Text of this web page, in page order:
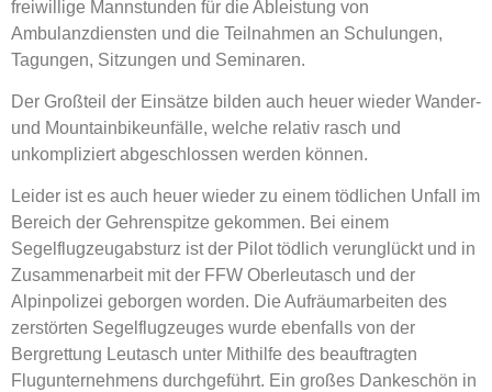
freiwillige Mannstunden für die Ableistung von
Ambulanzdiensten und die Teilnahmen an Schulungen,
Tagungen, Sitzungen und Seminaren.
Der Großteil der Einsätze bilden auch heuer wieder Wander-
und Mountainbikeunfälle, welche relativ rasch und
unkompliziert abgeschlossen werden können.
Leider ist es auch heuer wieder zu einem tödlichen Unfall im
Bereich der Gehrenspitze gekommen. Bei einem
Segelflugzeugabsturz ist der Pilot tödlich verunglückt und in
Zusammenarbeit mit der FFW Oberleutasch und der
Alpinpolizei geborgen worden. Die Aufräumarbeiten des
zerstörten Segelflugzeuges wurde ebenfalls von der
Bergrettung Leutasch unter Mithilfe des beauftragten
Flugunternehmens durchgeführt. Ein großes Dankeschön in